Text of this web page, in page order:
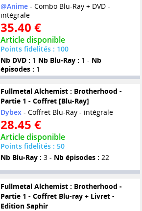
@Anime- Combo Blu-Ray + DVD -
intégrale
35.40 €
Article disponible
Points fidelités : 100
Nb DVD : 1 Nb Blu-Ray : 1 - Nb
épisodes : 1
Fullmetal Alchemist : Brotherhood -
Partie 1 - Coffret [Blu-Ray]
Dybex- Coffret Blu-Ray - intégrale
28.45 €
Article disponible
Points fidelités : 50
Nb Blu-Ray : 3 - Nb épisodes : 22
Fullmetal Alchemist : Brotherhood -
Partie 1 - Coffret Blu-ray + Livret -
Edition Saphir